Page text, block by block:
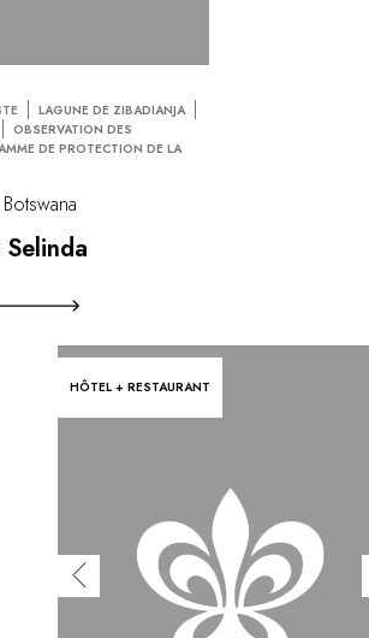
LAGUNE DE ZIBADIANJA
OBSERVATION DES
DE PROTECTION DE LA
HÔTEL + RESTAURANT